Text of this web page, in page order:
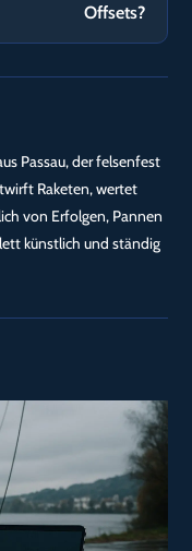
Offsets?
Passau, der felsenfest
Raketen, wertet
von Erfolgen, Pannen
künstlich und ständig